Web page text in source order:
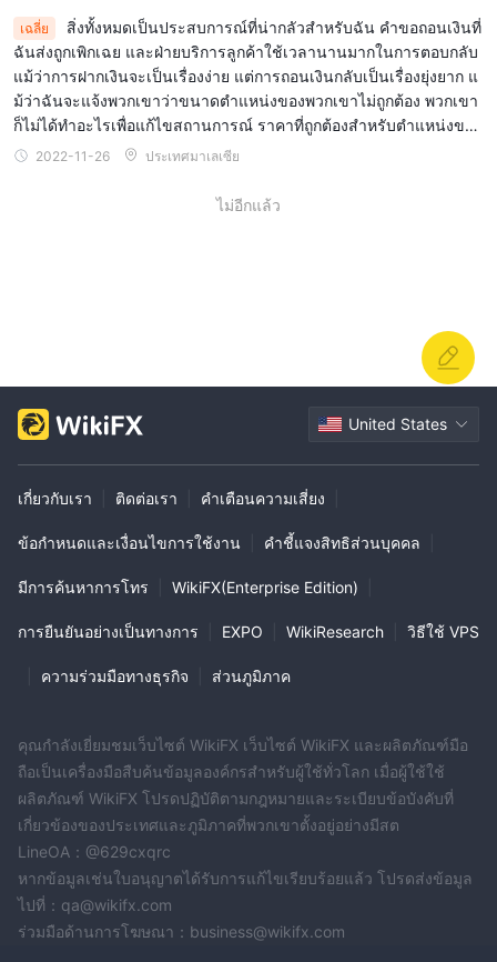
เฉลี่ย
สิ่งทั้งหมดเป็นประสบการณ์ที่น่ากลัวสำหรับฉัน คำขอถอนเงินที่
ฉันส่งถูกเพิกเฉย และฝ่ายบริการลูกค้าใช้เวลานานมากในการตอบกลับ
แม้ว่าการฝากเงินจะเป็นเรื่องง่าย แต่การถอนเงินกลับเป็นเรื่องยุ่งยาก แ
ม้ว่าฉันจะแจ้งพวกเขาว่าขนาดตำแหน่งของพวกเขาไม่ถูกต้อง พวกเขา
ก็ไม่ได้ทำอะไรเพื่อแก้ไขสถานการณ์ ราคาที่ถูกต้องสำหรับตำแหน่งขน
าด 0.10 คือ $1 ไม่ใช่ $10!
2022-11-26 ประเทศมาเลเซีย
ไม่อีกแล้ว
United States
เกี่ยวกับเรา ติดต่อเรา คำเตือนความเสี่ยง
ข้อกำหนดและเงื่อนไขการใช้งาน คำชี้แจงสิทธิส่วนบุคคล
มีการค้นหาการโทร WikiFX(Enterprise Edition)
การยืนยันอย่างเป็นทางการ EXPO WikiResearch วิธีใช้ VPS
ความร่วมมือทางธุรกิจ ส่วนภูมิภาค
คุณกำลังเยี่ยมชมเว็บไซต์ WikiFX เว็บไซต์ WikiFX และผลิตภัณฑ์มือ
ถือเป็นเครื่องมือสืบค้นข้อมูลองค์กรสำหรับผู้ใช้ทั่วโลก เมื่อผู้ใช้ใช้
ผลิตภัณฑ์ WikiFX โปรดปฏิบัติตามกฎหมายและระเบียบข้อบังคับที่
เกี่ยวข้องของประเทศและภูมิภาคที่พวกเขาตั้งอยู่อย่างมีสต
LineOA：@629cxqrc
หากข้อมูลเช่นใบอนุญาตได้รับการแก้ไขเรียบร้อยแล้ว โปรดส่งข้อมูล
ไปที่：qa@wikifx.com
ร่วมมือด้านการโฆษณา：business@wikifx.com